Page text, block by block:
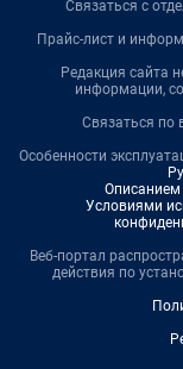
Связаться с
Прайс-лист и
Редакция сайта
информации,
Связаться по
Особенности
Описанием
Условиями
Веб-портал
действия по